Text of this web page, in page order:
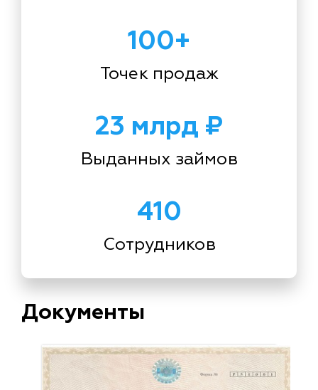
100+
Точек продаж
23 млрд ₽
Выданных займов
410
Сотрудников
Документы